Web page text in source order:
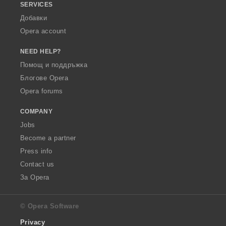
SERVICES
Добавки
Opera account
NEED HELP?
Помощ и поддръжка
Блогове Opera
Opera forums
COMPANY
Jobs
Become a partner
Press info
Contact us
За Opera
© Opera Software
Privacy